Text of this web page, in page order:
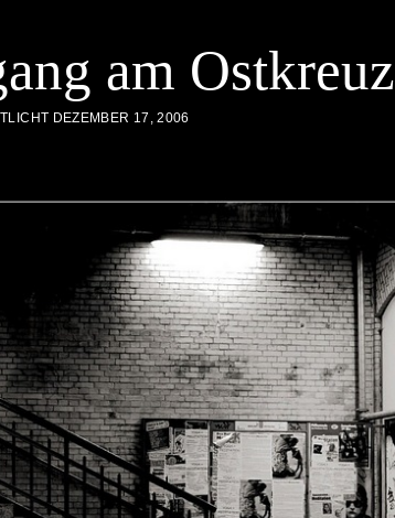
am Ostkreuz
DEZEMBER 17, 2006